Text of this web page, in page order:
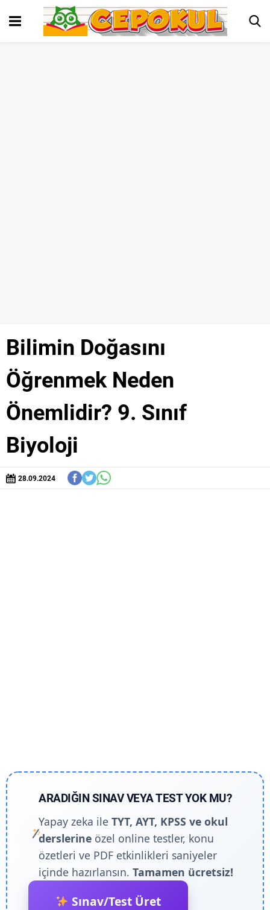
Bilimin Doğasını
Öğrenmek Neden
Önemlidir? 9. Sınıf
Biyoloji
28.09.2024
ARADIĞIN SINAV VEYA TEST YOK MU?
Yapay zeka ileTYT, AYT, KPSS ve okul
derslerine özel online testler, konu
özetleri ve PDF etkinlikleri saniyeler
içinde hazırlansın.Tamamen ücretsiz!
Sınav/Test Üret